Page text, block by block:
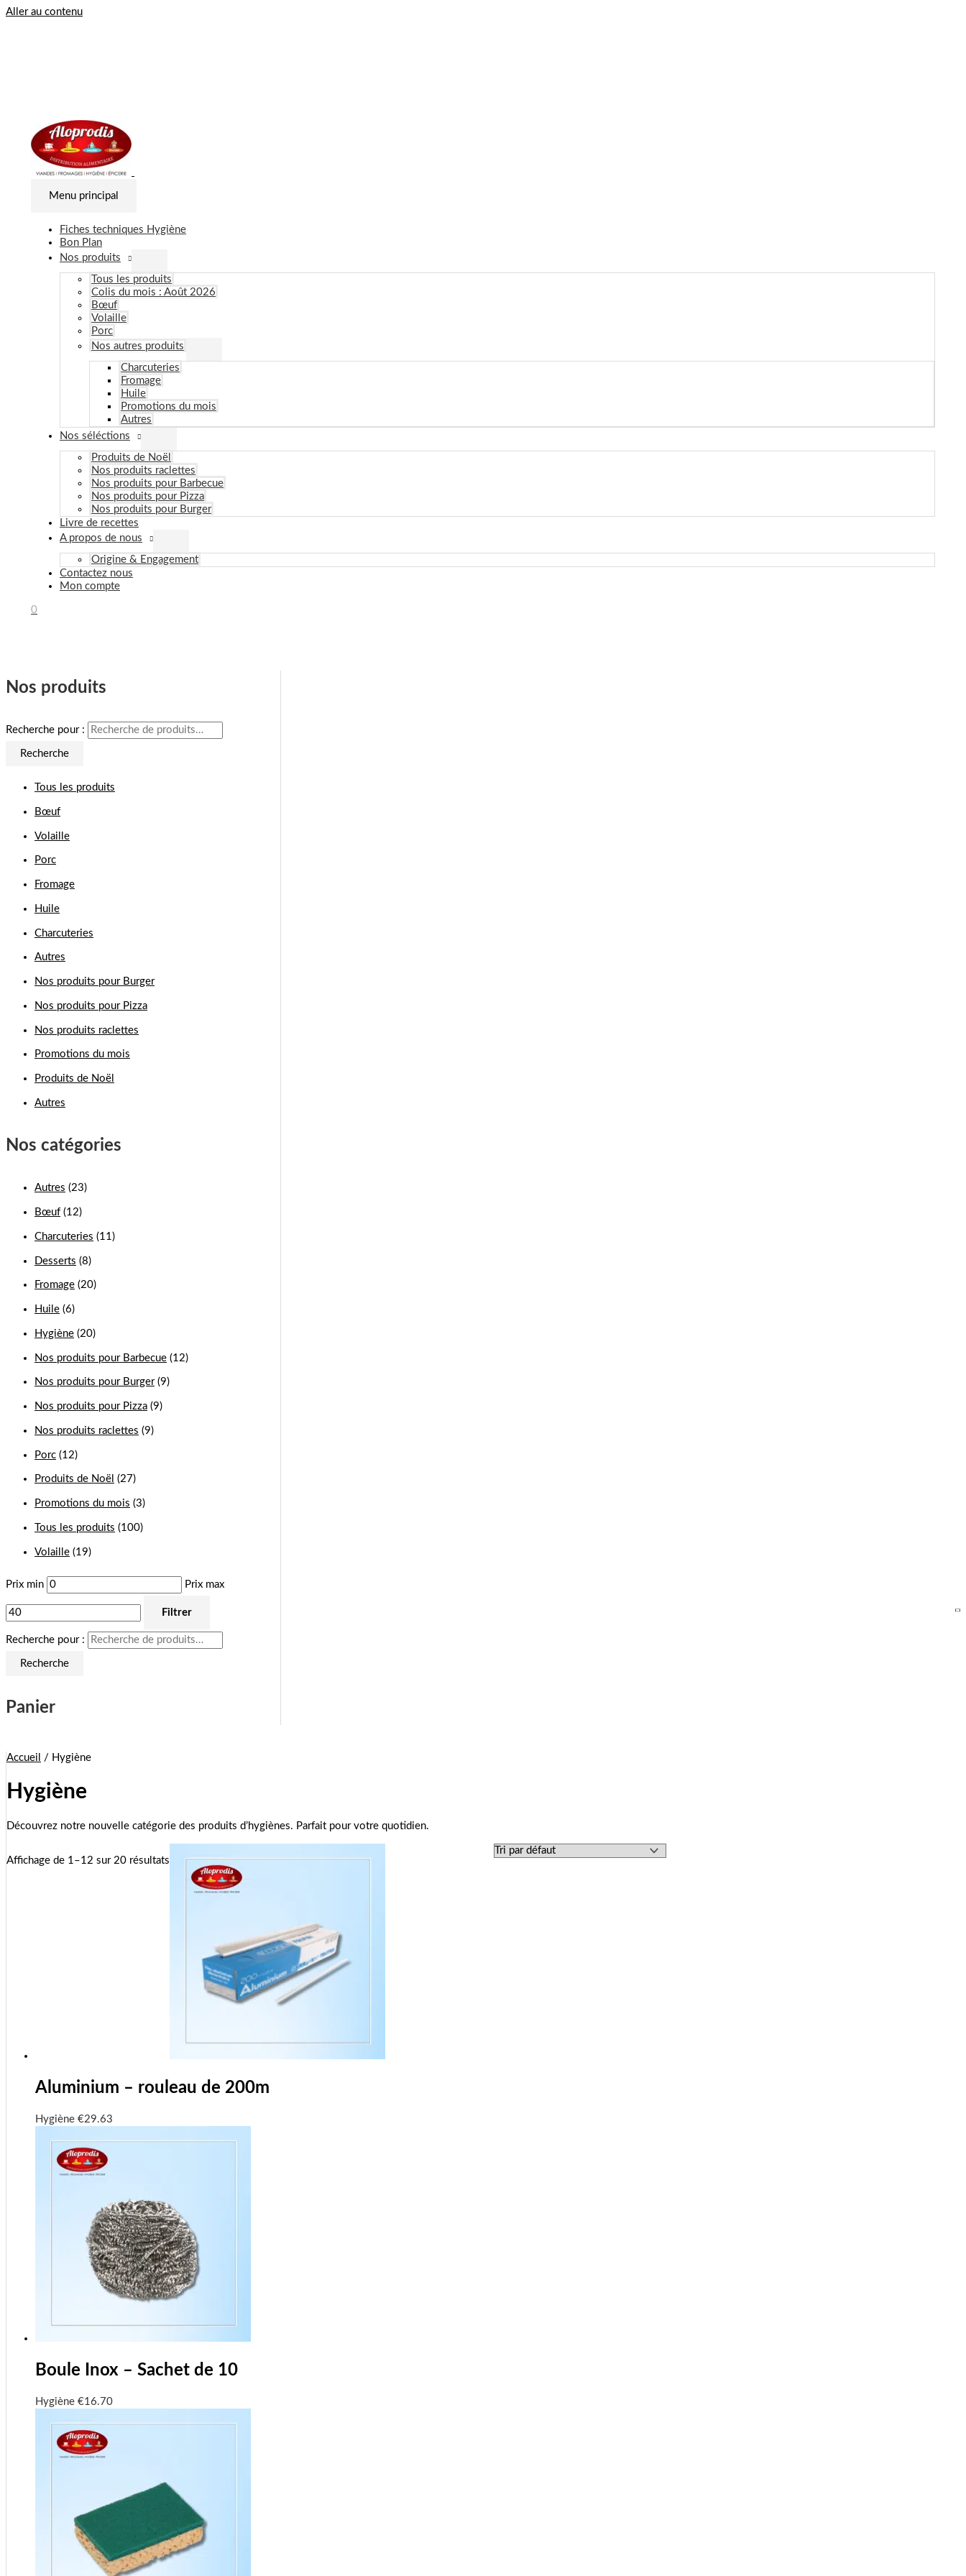
Aller au contenu
Menu principal
Fiches techniques Hygiène
Bon Plan
Nos produits
Tous les produits
Colis du mois : Août 2026
Bœuf
Volaille
Porc
Nos autres produits
Charcuteries
Fromage
Huile
Promotions du mois
Autres
Nos séléctions
Produits de Noël
Nos produits raclettes
Nos produits pour Barbecue
Nos produits pour Pizza
Nos produits pour Burger
Livre de recettes
A propos de nous
Origine & Engagement
Contactez nous
Mon compte
0
Nos produits
Recherche pour :
Recherche
Tous les produits
Bœuf
Volaille
Porc
Fromage
Huile
Charcuteries
Autres
Nos produits pour Burger
Nos produits pour Pizza
Nos produits raclettes
Promotions du mois
Produits de Noël
Autres
Nos catégories
Autres (23)
Bœuf (12)
Charcuteries (11)
Desserts (8)
Fromage (20)
Huile (6)
Hygiène (20)
Nos produits pour Barbecue (12)
Nos produits pour Burger (9)
Nos produits pour Pizza (9)
Nos produits raclettes (9)
Porc (12)
Produits de Noël (27)
Promotions du mois (3)
Tous les produits (100)
Volaille (19)
Prix min Prix max
Filtrer
Recherche pour :
Recherche
Panier
Accueil / Hygiène
Hygiène
Découvrez notre nouvelle catégorie des produits d’hygiènes. Parfait pour votre quotidien.
Affichage de 1–12 sur 20 résultats
Aluminium – rouleau de 200m
Hygiène €29.63
Boule Inox – Sachet de 10
Hygiène €16.70